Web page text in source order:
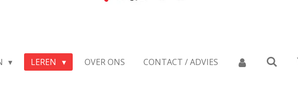
LEREN OVER ONS CONTACT / ADVIES